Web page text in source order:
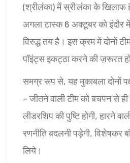
(श्रीलंका) में स्री लंका के
अगला टास्क 6 अक्टूबर को इंदौर
विरुद्ध तय है। इस क्रम में दोनों
पॉइंट्स इकट्ठा करने की ज़रूरत
समग्र रूप से, यह मुकाबला दोनों
– जीतने वाली टीम को बचपन से
लीडरशिप की पुष्टि होगी, हारने
रणनीति बदलनी पड़ेगी, विशेषकर
लिये।